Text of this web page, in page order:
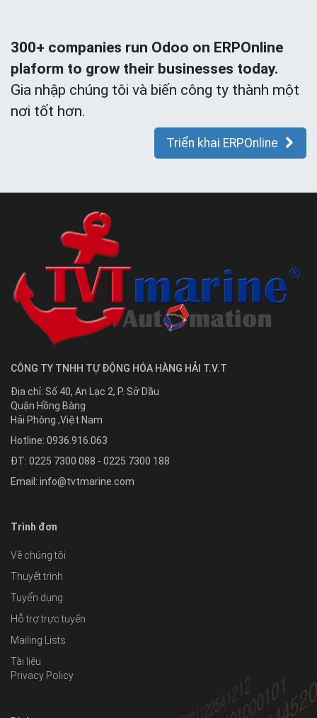
300+ companies run Odoo on ERPOnline
plaform to grow their businesses today.
Gia nhập chúng tôi và biến công ty thành một
nơi tốt hơn.
Triển khai ERPOnline
CÔNG TY TNHH TỰ ĐỘNG HÓA HÀNG HẢI T.V.T
Địa chỉ: Số 40, An Lạc 2, P. Sở Dầu
Quận Hồng Bàng
Hải Phòng ,Việt Nam
Hotline: 0936.916.063
ĐT: 0225 7300 088 - 0225 7300 188
Email: info@tvtmarine.com
Trình đơn
Về chúng tôi
Thuyết trình
Tuyển dụng
Hỗ trợ trực tuyến
Mailing Lists
Tài liệu
Privacy Policy